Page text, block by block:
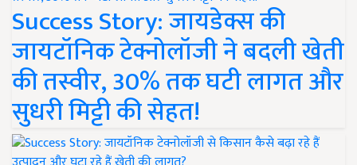
Success Story: जायडेक्स की
जायटॉनिक टेक्नोलॉजी ने बदली खेती
की तस्वीर, 30% तक घटी लागत और
सुधरी मिट्टी की सेहत!